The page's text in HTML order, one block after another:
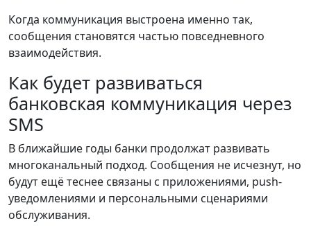
Когда коммуникация выстроена именно так,
сообщения становятся частью повседневного
взаимодействия.
Как будет развиваться
банковская коммуникация через
SMS
В ближайшие годы банки продолжат развивать
многоканальный подход. Сообщения не исчезнут, но
будут ещё теснее связаны с приложениями, push-
уведомлениями и персональными сценариями
обслуживания.